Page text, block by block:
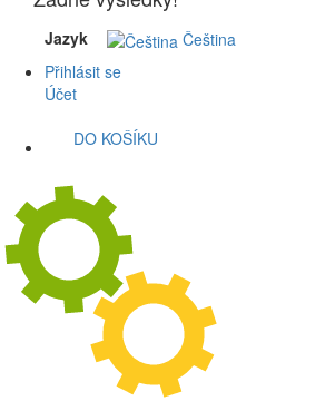
Jazyk
Čeština
Přihlásit se
Účet
DO KOŠÍKU